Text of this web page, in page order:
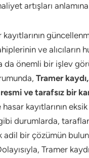
artışları
ve alıcıların
da önemli bir işlev
Tramer
ve tarafsız bir
kayıtlarının
durumlarda,
adil bir çözümün
Tramer